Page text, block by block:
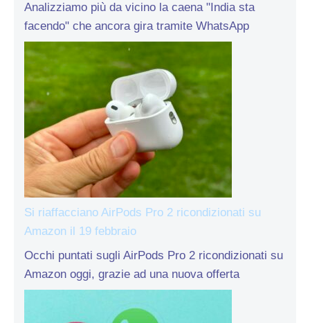
Analizziamo più da vicino la caena "India sta
facendo" che ancora gira tramite WhatsApp
Si riaffacciano AirPods Pro 2 ricondizionati su
Amazon il 19 febbraio
Occhi puntati sugli AirPods Pro 2 ricondizionati su
Amazon oggi, grazie ad una nuova offerta